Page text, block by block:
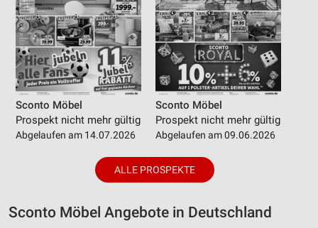
Sconto Möbel
Prospekt nicht mehr gültig
Abgelaufen am 14.07.2026
Sconto Möbel
Prospekt nicht mehr gültig
Abgelaufen am 09.06.2026
ALLE PROSPEKTE
Sconto Möbel Angebote in Deutschland